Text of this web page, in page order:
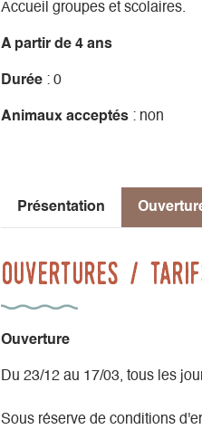
Accueil groupes et scolaires.
A partir de 4 ans
Durée : 0
Animaux acceptés : non
Présentation
Ouvertures /
Ouverture
Du 23/12 au 17/03, tous les
Sous réserve de conditions